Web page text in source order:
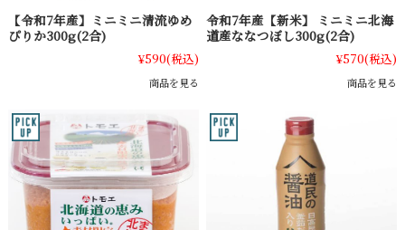
【令和7年産】ミニミニ清流ゆめ
ぴりか300g(2合)
¥590(税込)
商品を見る
令和7年産【新米】 ミニミニ北海
道産ななつぼし300g(2合)
¥570(税込)
商品を見る